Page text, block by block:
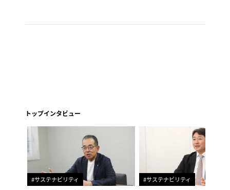
トップインタビュー
#サステナビリティ #サステナビリティ